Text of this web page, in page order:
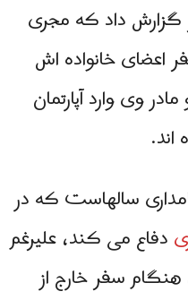
گزارش داد كه مجری
اعضای خانواده اش
وی وارد آپارتمان
سالهاست که در
دفاع می کند، علیرغم
سفر خارج از